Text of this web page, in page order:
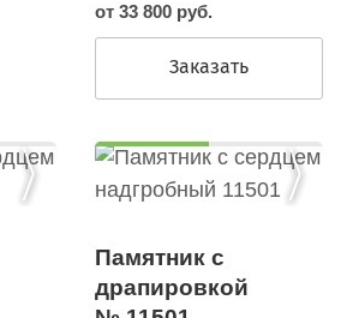
от 33 800 руб.
Заказать
Памятник с
драпировкой